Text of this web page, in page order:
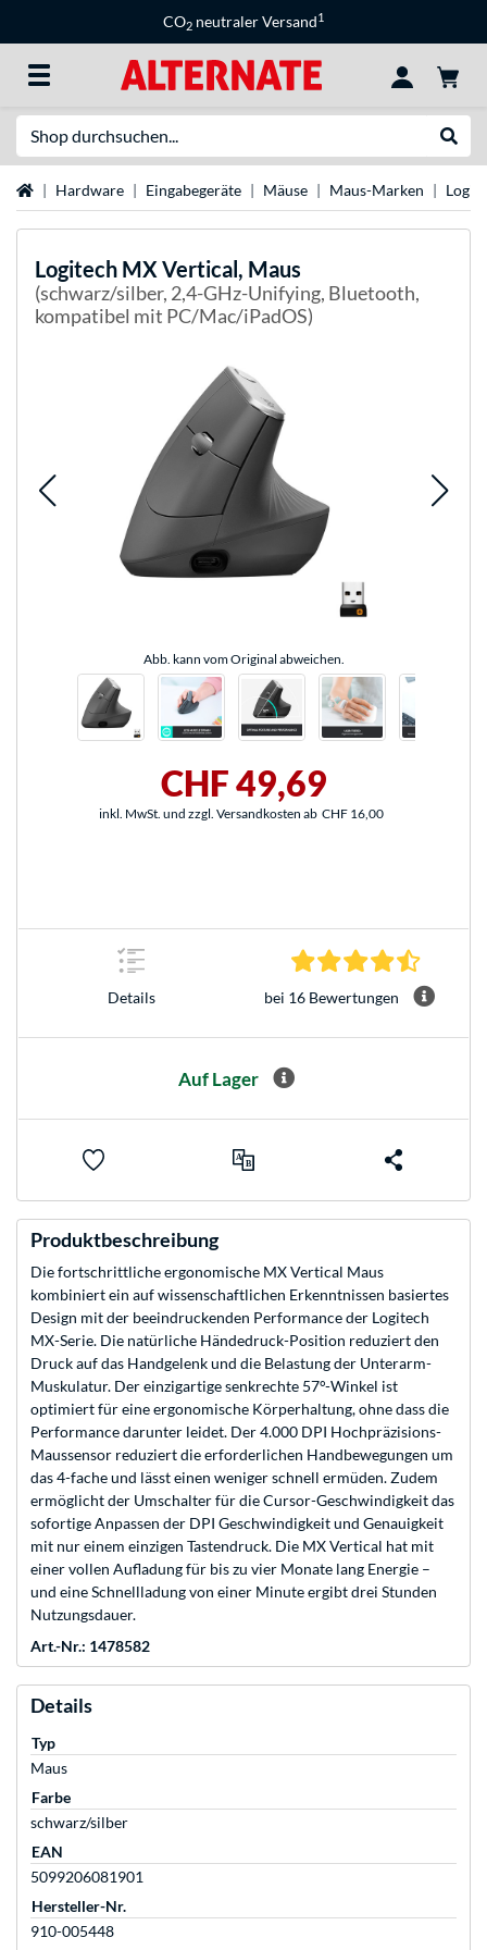
CO2 neutraler Versand1
StartseiteHardware Eingabegeräte Mäuse Maus-Marken
Logitech MX Vertical, Maus
(schwarz/silber, 2,4-GHz-Unifying, Bluetooth,
kompatibel mit PC/Mac/iPadOS)
Abb. kann vom Original abweichen.
CHF 49,69
inkl. MwSt. und zzgl. Versandkosten ab CHF 16,00
Details bei 16 Bewertungen
Auf Lager
Produktbeschreibung
Die fortschrittliche ergonomische MX Vertical Maus
kombiniert ein auf wissenschaftlichen Erkenntnissen basiertes
Design mit der beeindruckenden Performance der Logitech
MX-Serie. Die natürliche Händedruck-Position reduziert den
Druck auf das Handgelenk und die Belastung der Unterarm-
Muskulatur. Der einzigartige senkrechte 57°-Winkel ist
optimiert für eine ergonomische Körperhaltung, ohne dass die
Performance darunter leidet. Der 4.000 DPI Hochpräzisions-
Maussensor reduziert die erforderlichen Handbewegungen um
das 4-fache und lässt einen weniger schnell ermüden. Zudem
ermöglicht der Umschalter für die Cursor-Geschwindigkeit das
sofortige Anpassen der DPI Geschwindigkeit und Genauigkeit
mit nur einem einzigen Tastendruck. Die MX Vertical hat mit
einer vollen Aufladung für bis zu vier Monate lang Energie –
und eine Schnellladung von einer Minute ergibt drei Stunden
Nutzungsdauer.
Art.-Nr.: 1478582
Details
Typ
Maus
Farbe
schwarz/silber
EAN
5099206081901
Hersteller-Nr.
910-005448